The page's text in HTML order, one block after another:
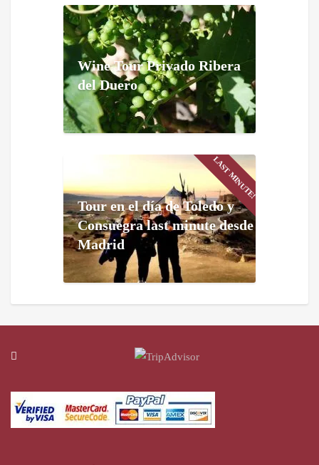
Wine Tour Privado Ribera
del Duero
LAST MINUTE!
Tour en el día de Toledo y
Consuegra last minute desde
Madrid